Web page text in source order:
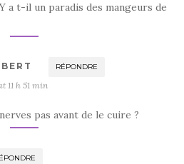
a t-il un paradis des mangeurs de
RÉPONDRE
11 h 51 min
pas avant de le cuire ?